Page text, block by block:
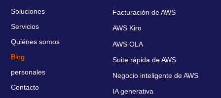
Soluciones
Servicios
Quiénes somos
Blog
personales
Contacto
Facturación de AWS
AWS Kiro
AWS OLA
Suite rápida de AWS
Negocio inteligente de AWS
IA generativa